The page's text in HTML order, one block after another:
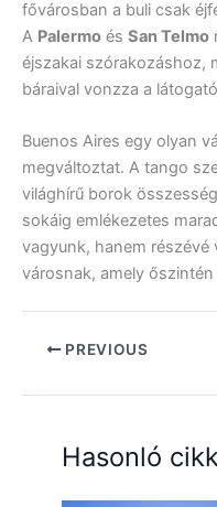
fővárosban a buli csak
A Palermo és San Telmo
éjszakai szórakozáshoz,
báraival vonzza a
Buenos Aires egy olyan
megváltoztat. A tango
világhírű borok
sokáig emlékezetes
vagyunk, hanem részévé
városnak, amely
PREVIOUS
Hasonló